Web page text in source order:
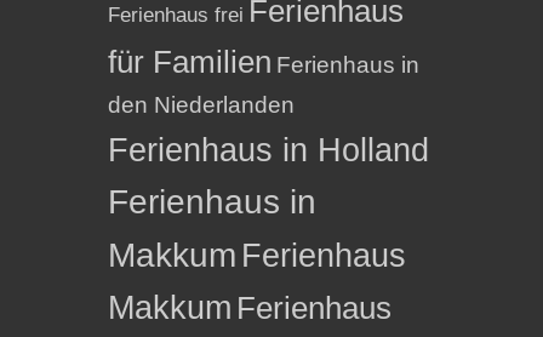
Ferienhaus frei Ferienhaus
für Familien Ferienhaus in
den Niederlanden
Ferienhaus in Holland
Ferienhaus in
Makkum Ferienhaus
Makkum Ferienhaus